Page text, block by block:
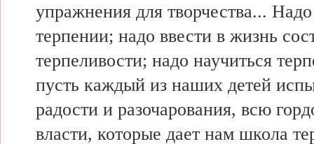
упражнения для творчества...
терпении; надо ввести в жизнь
терпеливости; надо научиться
пусть каждый из наших детей
радости и разочарования, всю
власти, которые дает нам школа